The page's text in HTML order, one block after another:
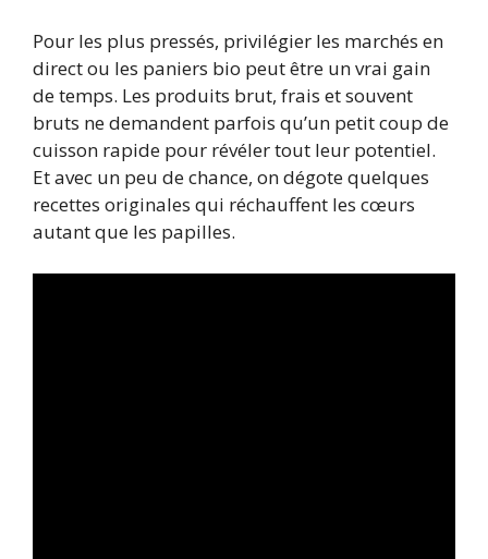
Pour les plus pressés, privilégier les marchés en
direct ou les paniers bio peut être un vrai gain
de temps. Les produits brut, frais et souvent
bruts ne demandent parfois qu’un petit coup de
cuisson rapide pour révéler tout leur potentiel.
Et avec un peu de chance, on dégote quelques
recettes originales qui réchauffent les cœurs
autant que les papilles.